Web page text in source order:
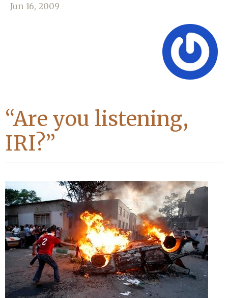
Jun 16, 2009
“Are you listening,
IRI?”